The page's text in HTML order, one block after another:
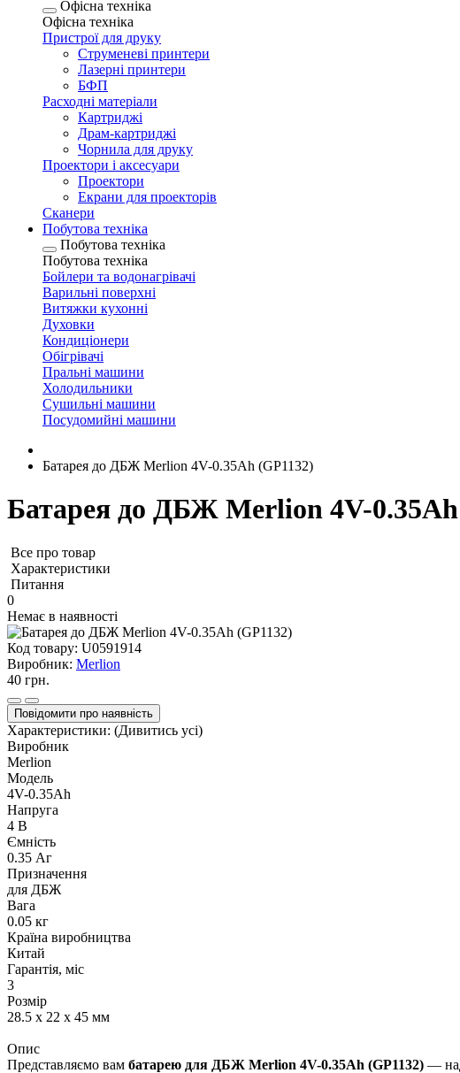
Офісна техніка
Офісна техніка
Пристрої для друку
Струменеві принтери
Лазерні принтери
БФП
Расходні матеріали
Картриджі
Драм-картриджі
Чорнила для друку
Проектори і аксесуари
Проектори
Екрани для проекторів
Сканери
Побутова техніка
Побутова техніка
Побутова техніка
Бойлери та водонагрівачі
Варильні поверхні
Витяжки кухонні
Духовки
Кондиціонери
Обігрівачі
Пральні машини
Холодильники
Сушильні машини
Посудомийні машини
Батарея до ДБЖ Merlion 4V-0.35Ah (GP1132)
Батарея до ДБЖ Merlion 4V-0.35Ah
Все про товар
Характеристики
Питання
0
Немає в наявності
Код товару: U0591914
Виробник: Merlion
40 грн.
Повідомити про наявність
Характеристики: (Дивитись усі)
Виробник
Merlion
Модель
4V-0.35Ah
Напруга
4 В
Ємність
0.35 Аг
Призначення
для ДБЖ
Вага
0.05 кг
Країна виробництва
Китай
Гарантія, міс
3
Розмір
28.5 x 22 x 45 мм
Опис
Представляємо вам батарею для ДБЖ Merlion 4V-0.35Ah (GP1132) —